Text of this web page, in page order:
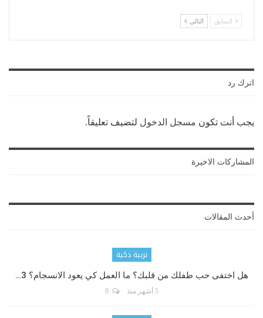
السابق التالي
اترك رد
يجب أنت تكون مسجل الدخول لتضيف تعليقاً.
المشاركات الاخيرة
أحدث المقالات
تربية ذكية
هل اختفى حب طفلك من قلبك؟ ما العمل كي يعود الانسجام؟ 3…
5 أشهر منذ 0